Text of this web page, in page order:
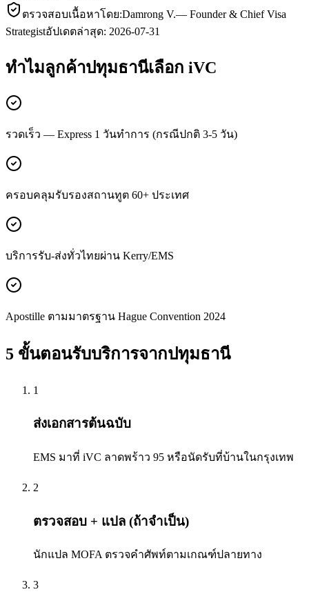
ตรวจสอบเนื้อหาโดย:Damrong V.— Founder & Chief Visa
Strategistอัปเดตล่าสุด: 2026-07-31
ทำไมลูกค้าปทุมธานีเลือก iVC
รวดเร็ว — Express 1 วันทำการ (กรณีปกติ 3-5 วัน)
ครอบคลุมรับรองสถานทูต 60+ ประเทศ
บริการรับ-ส่งทั่วไทยผ่าน Kerry/EMS
Apostille ตามมาตรฐาน Hague Convention 2024
5 ขั้นตอนรับบริการจากปทุมธานี
1
ส่งเอกสารต้นฉบับ
EMS มาที่ iVC ลาดพร้าว 95 หรือนัดรับที่บ้านในกรุงเทพ
2
ตรวจสอบ + แปล (ถ้าจำเป็น)
นักแปล MOFA ตรวจคำศัพท์ตามเกณฑ์ปลายทาง
3